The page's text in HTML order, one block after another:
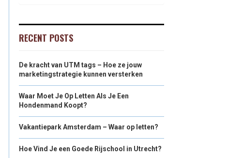
RECENT POSTS
De kracht van UTM tags – Hoe ze jouw
marketingstrategie kunnen versterken
Waar Moet Je Op Letten Als Je Een
Hondenmand Koopt?
Vakantiepark Amsterdam – Waar op letten?
Hoe Vind Je een Goede Rijschool in Utrecht?